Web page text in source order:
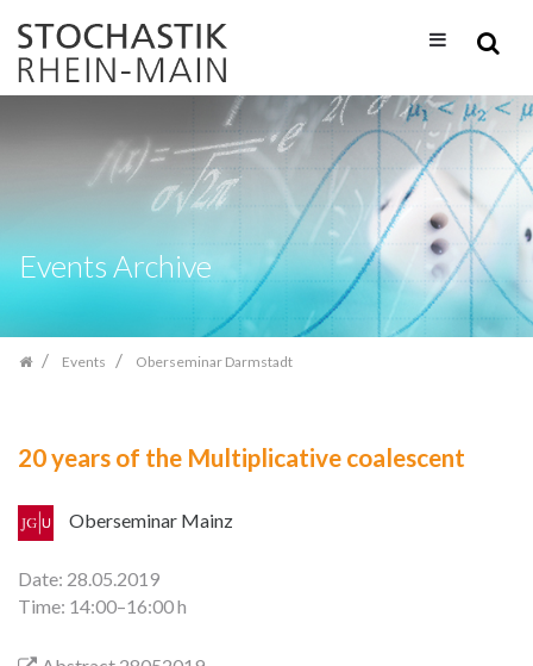
navigation
Events Archive
Events Oberseminar Darmstadt
20 years of the Multiplicative coalescent
Oberseminar Mainz
Date: 28.05.2019
Time: 14:00–16:00 h